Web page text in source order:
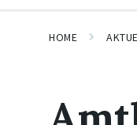
HOME